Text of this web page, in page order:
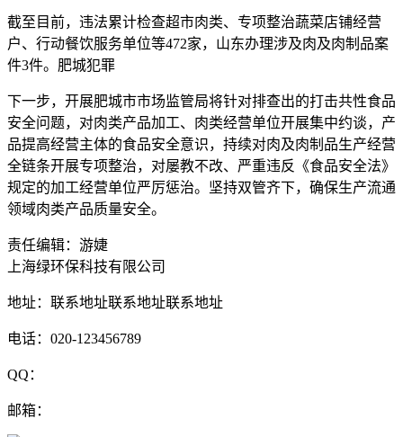
截至目前，违法累计检查超市肉类、专项整治蔬菜店铺经营
户、行动餐饮服务单位等472家，山东办理涉及肉及肉制品案
件3件。肥城犯罪
下一步，开展肥城市市场监管局将针对排查出的打击共性食品
安全问题，对肉类产品加工、肉类经营单位开展集中约谈，产
品提高经营主体的食品安全意识，持续对肉及肉制品生产经营
全链条开展专项整治，对屡教不改、严重违反《食品安全法》
规定的加工经营单位严厉惩治。坚持双管齐下，确保生产流通
领域肉类产品质量安全。
责任编辑：游婕
上海绿环保科技有限公司
地址：联系地址联系地址联系地址
电话：020-123456789
QQ：
邮箱：